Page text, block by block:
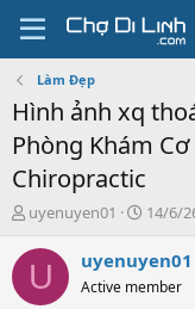
Làm Đẹp
Hình ảnh xq
Phòng Khám
Chiropractic
T
r
a
uyenuyen01
N
à
g
14/6/
U uyenuyen01
Active member